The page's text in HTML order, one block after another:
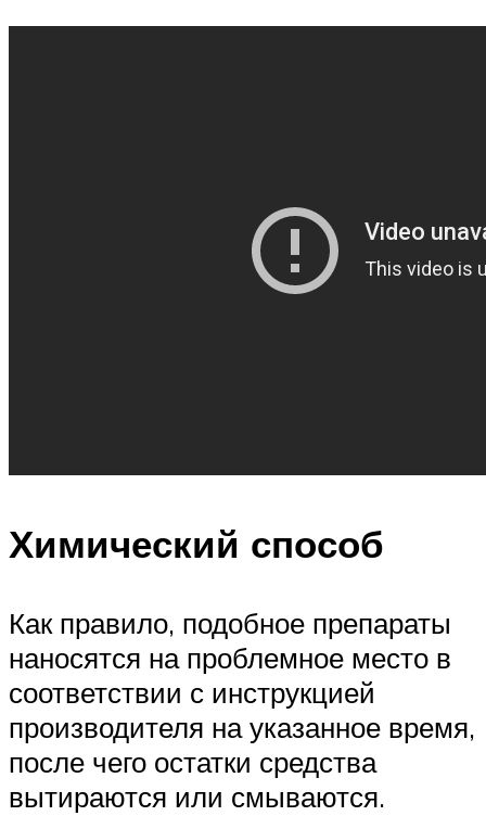
Химический способ
Как правило, подобное препараты
наносятся на проблемное место в
соответствии с инструкцией
производителя на указанное время,
после чего остатки средства
вытираются или смываются.